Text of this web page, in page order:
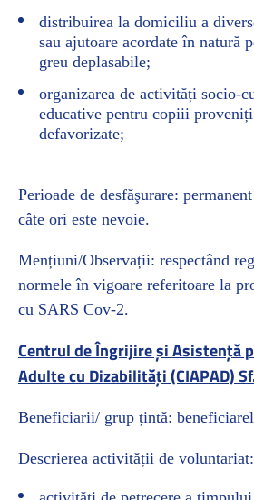
distribuirea la domiciliu a
sau ajutoare acordate în natură
greu deplasabile;
organizarea de activități socio-
educative pentru copiii
defavorizate;
Perioade de desfăşurare:
câte ori este nevoie.
Mențiuni/Observații: respectând
normele în vigoare referitoare la
cu SARS Cov-2.
Centrul de Îngrijire și Asistență
Adulte cu Dizabilități (CIAPAD)
Beneficiarii/ grup țintă:
Descrierea activității de voluntariat: